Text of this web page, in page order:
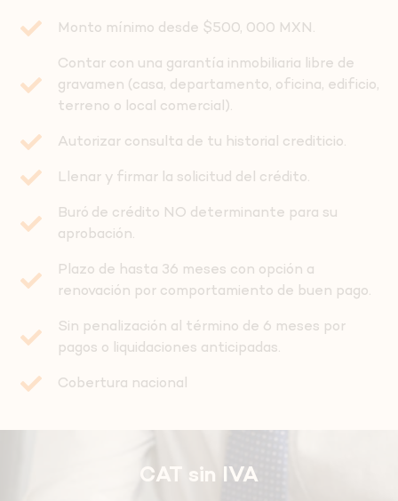
Monto mínimo desde $500, 000 MXN.
Contar con una garantía inmobiliaria libre de
gravamen (casa, departamento, oficina, edificio,
terreno o local comercial).
Autorizar consulta de tu historial crediticio.
Llenar y firmar la solicitud del crédito.
Buró de crédito NO determinante para su
aprobación.
Plazo de hasta 36 meses con opción a
renovación por comportamiento de buen pago.
Sin penalización al término de 6 meses por
pagos o liquidaciones anticipadas.
Cobertura nacional
CAT sin IVA